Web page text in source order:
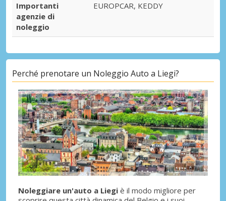
Importanti
agenzie di
noleggio
EUROPCAR, KEDDY
Perché prenotare un Noleggio Auto a Liegi?
Noleggiare un'auto a Liegi è il modo migliore per